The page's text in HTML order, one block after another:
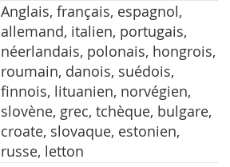
Anglais, français, espagnol,
allemand, italien, portugais,
néerlandais, polonais, hongrois,
roumain, danois, suédois,
finnois, lituanien, norvégien,
slovène, grec, tchèque, bulgare,
croate, slovaque, estonien,
russe, letton